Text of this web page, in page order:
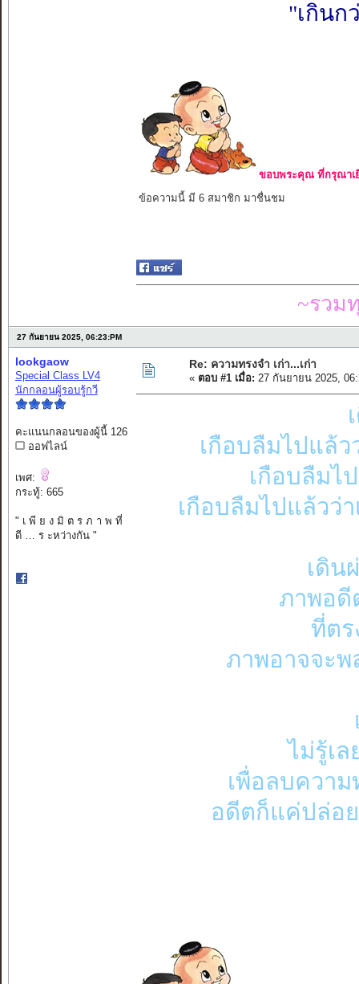
"เกินก
ขอบพระคุณ ที่กรุณาเ
ข้อความนี้ มี 6 สมาชิก มาชื่นชม
~รวม
27 กันยายน 2025, 06:23:PM
lookgaow
Special Class LV4
นักกลอนผู้รอบรู้กวี
คะแนนกลอนของผู้นี้ 126
ออฟไลน์
เพศ:
กระทู้: 665
" เ พี ย ง มิ ต ร ภ า พ ที่
ดี … ร ะหว่างกัน "
Re: ความทรงจำ เก่า...เก่า
« ตอบ #1 เมื่อ: 27 กันยายน 2025,
เกือบลืมไปแล้
เกือบลืมไ
เกือบลืมไปแล้วว่
เดิน
ภาพอดี
ที่ตร
ภาพอาจจะพ
ไม่รู้เ
เพื่อลบความ
อดีตก็แค่ปล่อ